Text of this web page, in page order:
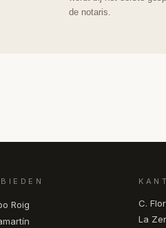
de notaris.
Roig
C.
La